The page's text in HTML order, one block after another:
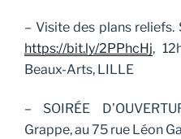
– Visite des plans
https://bit.ly/2PPhcHj,
Beaux-Arts, LILLE
– SOIRÉE
Grappe, au 75 rue Léon